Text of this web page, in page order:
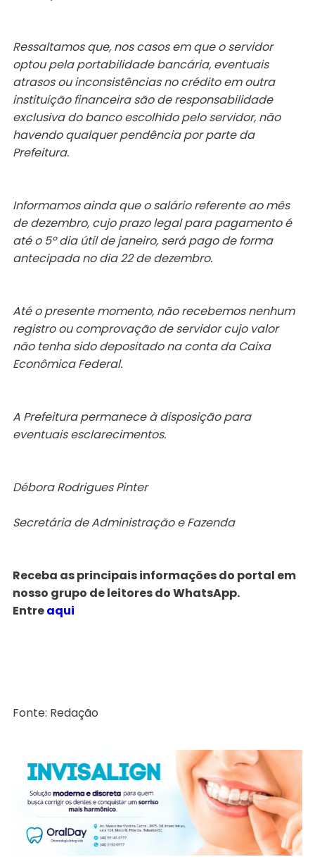
Ressaltamos que, nos casos em que o servidor
optou pela portabilidade bancária, eventuais
atrasos ou inconsistências no crédito em outra
instituição financeira são de responsabilidade
exclusiva do banco escolhido pelo servidor, não
havendo qualquer pendência por parte da
Prefeitura.
Informamos ainda que o salário referente ao mês
de dezembro, cujo prazo legal para pagamento é
até o 5º dia útil de janeiro, será pago de forma
antecipada no dia 22 de dezembro.
Até o presente momento, não recebemos nenhum
registro ou comprovação de servidor cujo valor
não tenha sido depositado na conta da Caixa
Econômica Federal.
A Prefeitura permanece à disposição para
eventuais esclarecimentos.
Débora Rodrigues Pinter
Secretária de Administração e Fazenda
Receba as principais informações do portal em
nosso grupo de leitores do WhatsApp.
Entreaqui
Fonte: Redação